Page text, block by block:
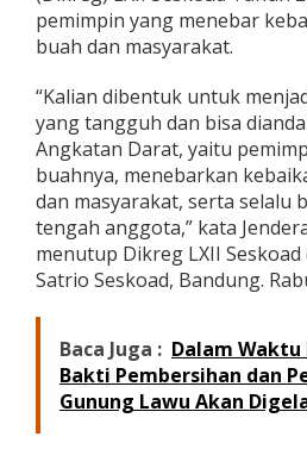
a
d
P
e
s
a
n
K
a
s
a
d
e
b
a
r
pemimpin yang menebar
buah dan masyarakat.
“Kalian dibentuk untuk
yang tangguh dan bisa
Angkatan Darat, yaitu
buahnya, menebarkan
dan masyarakat, serta selalu
tengah anggota,” kata
menutup Dikreg LXII Seskoad
Satrio Seskoad, Bandung.
Baca Juga : Dalam
Bakti Pembersihan dan
Gunung Lawu Akan